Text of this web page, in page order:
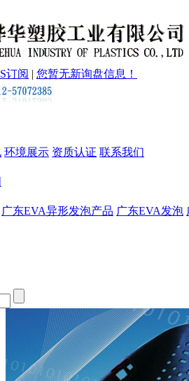
订阅 | 您暂无新询盘信息！
环境展示 资质认证 联系我们
广东EVA异形发泡产品 广东EVA发泡